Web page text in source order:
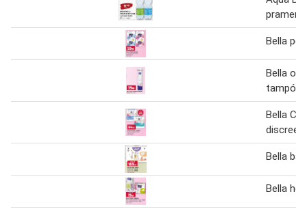
Bella
Bella
tampóny
Bella
discreet
Bella
Bella